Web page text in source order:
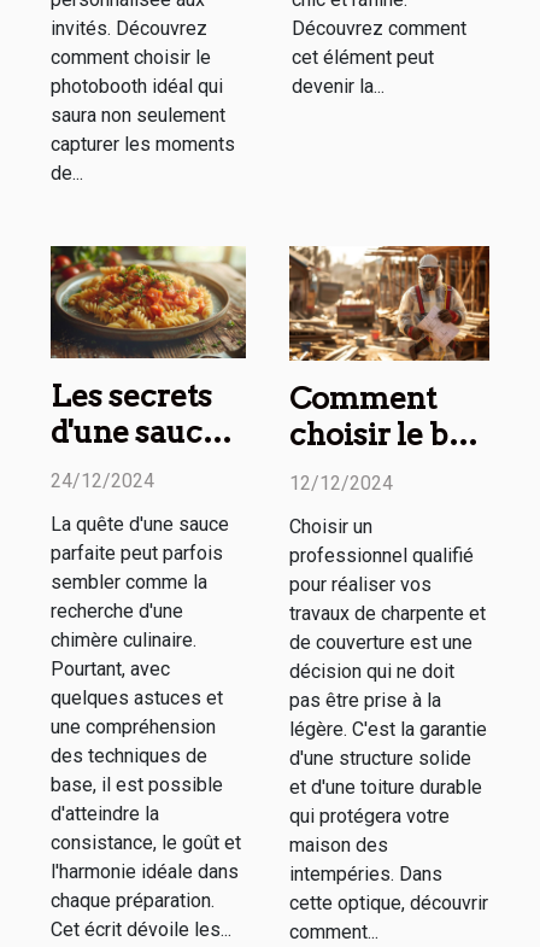
invités. Découvrez
comment choisir le
photobooth idéal qui
saura non seulement
capturer les moments
de...
Découvrez comment
cet élément peut
devenir la...
Les secrets
d'une sauce
parfaite à
24/12/2024
La quête d'une sauce
parfaite peut parfois
sembler comme la
recherche d'une
chimère culinaire.
Pourtant, avec
quelques astuces et
une compréhension
des techniques de
base, il est possible
d'atteindre la
consistance, le goût et
l'harmonie idéale dans
chaque préparation.
Cet écrit dévoile les...
Comment
choisir le bon
professionnel
travaux de
charpente et
couverture
12/12/2024
Choisir un
professionnel qualifié
pour réaliser vos
travaux de charpente et
de couverture est une
décision qui ne doit
pas être prise à la
légère. C'est la garantie
d'une structure solide
et d'une toiture durable
qui protégera votre
maison des
intempéries. Dans
cette optique, découvrir
comment...